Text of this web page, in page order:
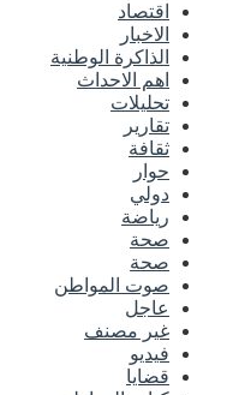
اقتصاد
الاخبار
الذاكرة الوطنية
اهم الاحداث
تحليلات
تقارير
ثقافة
حوار
دولي
رياضة
صحة
صحة
صوت المواطن
عاجل
غير مصنف
فيديو
قضايا